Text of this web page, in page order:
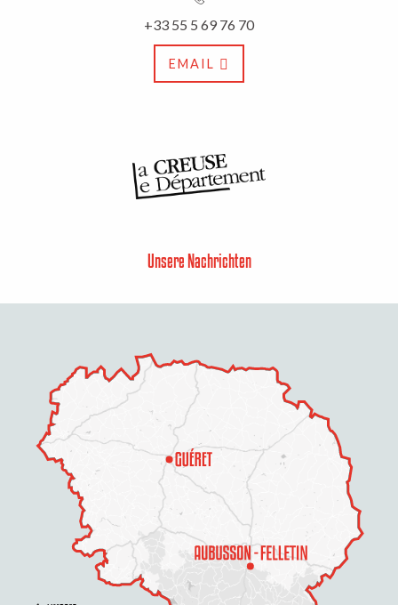
Beschreibung
+33 55 5 69 76 70
EMAIL
Unsere Nachrichten